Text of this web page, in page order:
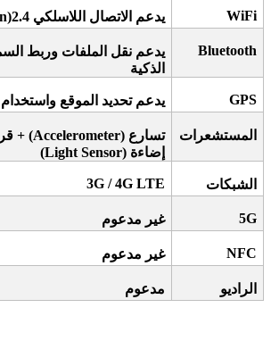
WiFi يدعم الاتصال اللاسلكي 2.4
Bluetooth
يدعم نقل الملفات وربط
الذكية
GPS يدعم تحديد الموقع
المستشعرات تسارع (Accelerometer) +
إضاءة (Light Sensor)
الشبكات 3G / 4G LTE
5G غير مدعوم
NFC غير مدعوم
الراديو مدعوم